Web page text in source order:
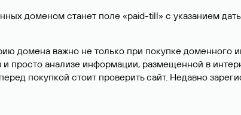
доменом станет поле «paid-till» с указанием
домена важно не только при покупке
и просто анализе информации, размещенной в
покупкой стоит проверить сайт. Недавно